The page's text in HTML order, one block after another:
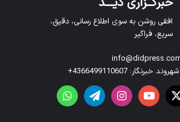
افقی روشن به سوی اطلاع رسانی، دقیق،
سریع، فراگیر
خبرنگار: 4366499110607+
X یوتیوباینستاگرامتلگرامواتس آپ